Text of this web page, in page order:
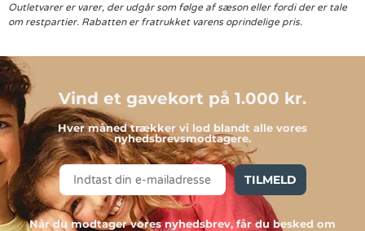
Outletvarer er varer, der udgår som følge af sæson eller fordi der er tale
om restpartier. Rabatten er fratrukket varens oprindelige pris.
Vind et gavekort på 1.000 kr.
Hver måned trækker vi lod blandt alle vores
nyhedsbrevsmodtagere.
TILMELD
Når du modtager vores nyhedsbrev, får du besked om